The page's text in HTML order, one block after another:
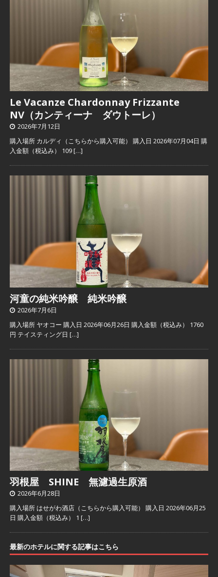
Le Vacanze Chardonnay Frizzante
NV（カンティーナ ダウトーレ）
2026年7月12日
購入場所 カルディ（こちらから購入可能） 購入日 2026年07月04日 購
入金額（税込み） 109[…]
河童の純米吟醸 純米吟醸
2026年7月6日
購入場所 ヤオコー 購入日 2026年06月26日 購入金額（税込み） 1760
円 テイスティング日 […]
羽根屋 SHINE 無濾過生原酒
2026年6月28日
購入場所 はせがわ酒店（こちらから購入可能） 購入日 2026年06月25
日 購入金額（税込み） 1 […]
最新のホテルに関する記事はこちら